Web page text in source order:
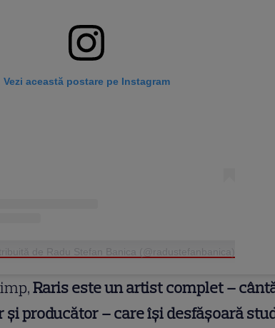
Vezi această postare pe Instagram
de Radu Stefan Banica (@radustefanbanica)
Raris este un artist complet –
și producător – care își desfășoară